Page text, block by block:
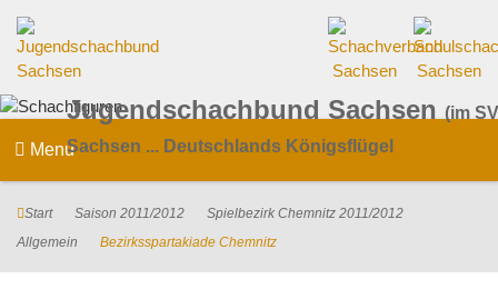
Jugendschachbund Sachsen (im
Sachsen ... Deutschlands Königsflügel
Menu
Start Saison 2011/2012
Spielbezirk Chemnitz 2011/2012
Allgemein
Bezirksspartakiade Chemnitz